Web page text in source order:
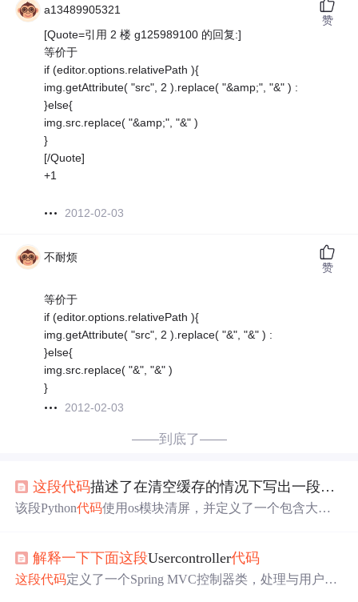
a13489905321
[Quote=引用 2 楼 g125989100 的回复:]
等价于
if (editor.options.relativePath ){
img.getAttribute( "src", 2 ).replace( "&amp;", "&" ) :
}else{
img.src.replace( "&amp;", "&" )
}
[/Quote]
+1
2012-02-03
赞
不耐烦
等价于
if (editor.options.relativePath ){
img.getAttribute( "src", 2 ).replace( "&", "&" ) :
}else{
img.src.replace( "&", "&" )
}
2012-02-03
赞
——到底了——
这段代码描述了在清空缓存的情况下写出一段有关密码的
该段Python代码使用os模块清屏，并定义了一个包含大小
供了基础的安全密码生成功能。,
解释一下下面这段Usercontroller代码
这段代码定义了一个Spring MVC控制器类，处理与用户相